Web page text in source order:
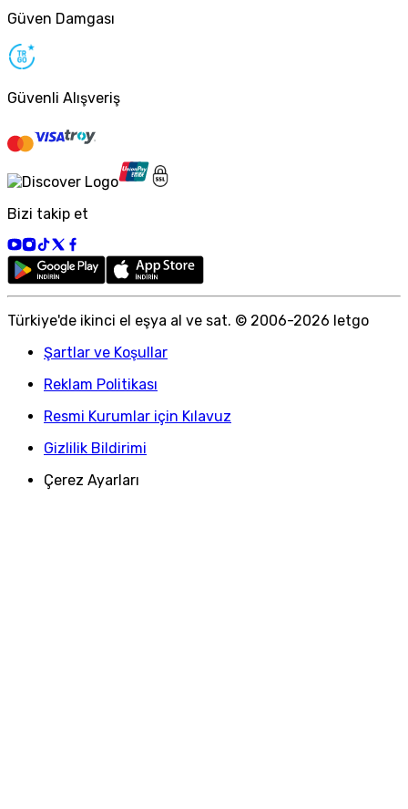
Güven Damgası
Güvenli Alışveriş
Bizi takip et
Türkiye'de ikinci el eşya al ve sat. © 2006-2026 letgo
Şartlar ve Koşullar
Reklam Politikası
Resmi Kurumlar için Kılavuz
Gizlilik Bildirimi
Çerez Ayarları